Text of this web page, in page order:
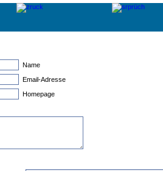
Name
Email-Adresse
Homepage